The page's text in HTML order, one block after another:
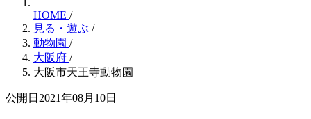
HOME /
見る・遊ぶ /
動物園 /
大阪府 /
大阪市天王寺動物園
公開日2021年08月10日